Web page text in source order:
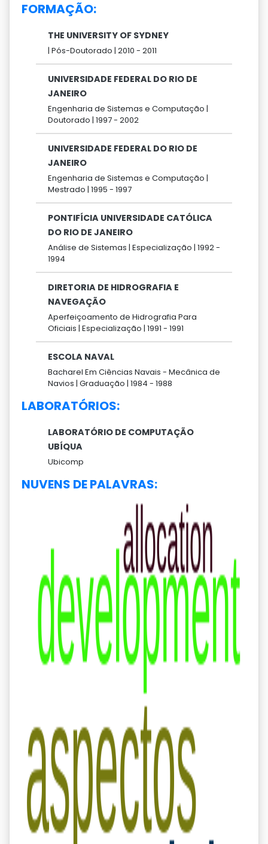
FORMAÇÃO:
THE UNIVERSITY OF SYDNEY
| Pós-Doutorado | 2010 - 2011
UNIVERSIDADE FEDERAL DO RIO DE
JANEIRO
Engenharia de Sistemas e Computação |
Doutorado | 1997 - 2002
UNIVERSIDADE FEDERAL DO RIO DE
JANEIRO
Engenharia de Sistemas e Computação |
Mestrado | 1995 - 1997
PONTIFÍCIA UNIVERSIDADE CATÓLICA
DO RIO DE JANEIRO
Análise de Sistemas | Especialização | 1992 -
1994
DIRETORIA DE HIDROGRAFIA E
NAVEGAÇÃO
Aperfeiçoamento de Hidrografia Para
Oficiais | Especialização | 1991 - 1991
ESCOLA NAVAL
Bacharel Em Ciências Navais - Mecânica de
Navios | Graduação | 1984 - 1988
LABORATÓRIOS:
LABORATÓRIO DE COMPUTAÇÃO
UBÍQUA
Ubicomp
NUVENS DE PALAVRAS: